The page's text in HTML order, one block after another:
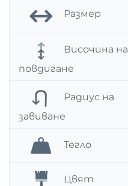
Размер
Височина на
повдигане
Радиус на
завиване
Тегло
Цвят